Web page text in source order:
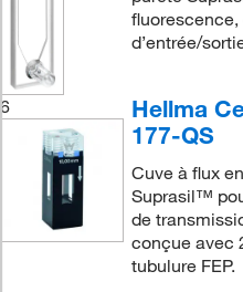
d’entrée/
6
Hellma
177-QS
Cuve à flux
Suprasil™
de
conçue avec
tubulure FEP.